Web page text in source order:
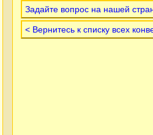
Задайте вопрос на нашей
< Вернитесь к списку всех